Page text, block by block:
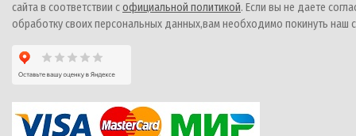
сайта в соответствии софициальной политикой. Если вы не даете
обработку своих персональных данных,вам необходимо покинуть наш